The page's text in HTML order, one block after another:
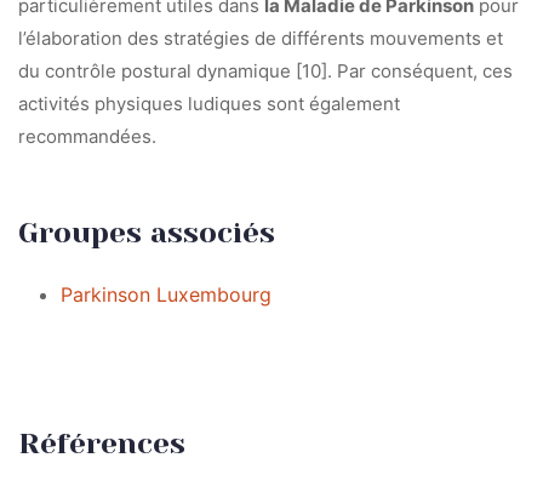
particulièrement utiles dans la Maladie de Parkinson pour
l’élaboration des stratégies de différents mouvements et
du contrôle postural dynamique [10]. Par conséquent, ces
activités physiques ludiques sont également
recommandées.
Groupes associés
Parkinson Luxembourg
Références